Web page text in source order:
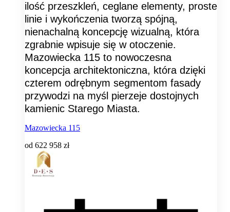
ilość przeszkleń, ceglane elementy, proste
linie i wykończenia tworzą spójną,
nienachalną koncepcję wizualną, która
zgrabnie wpisuje się w otoczenie.
Mazowiecka 115 to nowoczesna
koncepcja architektoniczna, która dzięki
czterem odrębnym segmentom fasady
przywodzi na myśl pierzeje dostojnych
kamienic Starego Miasta.
Mazowiecka 115
od 622 958 zł